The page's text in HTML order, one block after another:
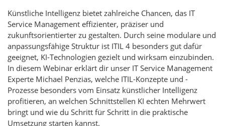
Künstliche Intelligenz bietet zahlreiche Chancen, das IT
Service Management effizienter, präziser und
zukunftsorientierter zu gestalten. Durch seine modulare und
anpassungsfähige Struktur ist ITIL 4 besonders gut dafür
geeignet, KI-Technologien gezielt und wirksam einzubinden.
In diesem Webinar erklärt dir unser IT Service Management
Experte Michael Penzias, welche ITIL-Konzepte und -
Prozesse besonders vom Einsatz künstlicher Intelligenz
profitieren, an welchen Schnittstellen KI echten Mehrwert
bringt und wie du Schritt für Schritt in die praktische
Umsetzung starten kannst.